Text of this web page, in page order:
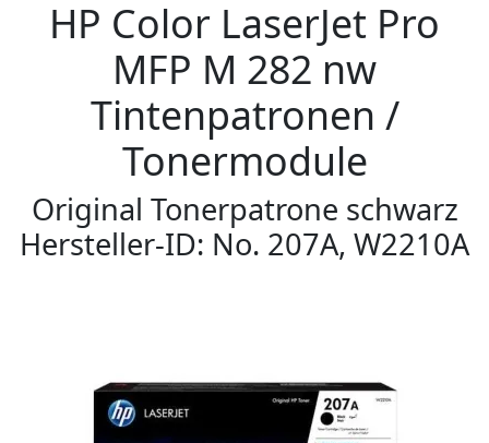
HP Color LaserJet Pro
MFP M 282 nw
Tintenpatronen /
Tonermodule
Original Tonerpatrone schwarz
Hersteller-ID: No. 207A, W2210A